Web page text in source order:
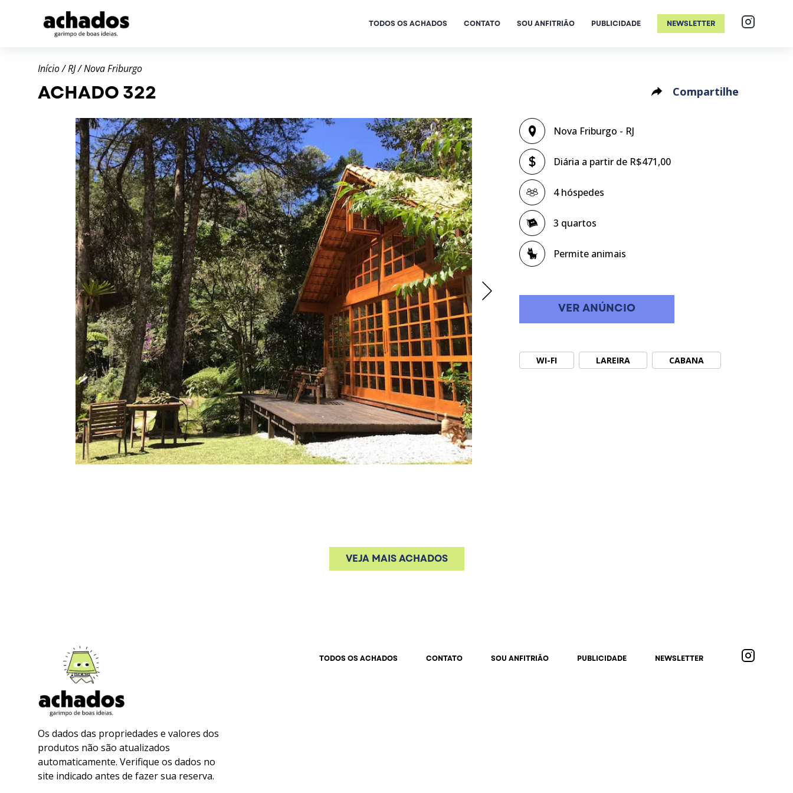
TODOS OS ACHADOS CONTATO SOU ANFITRIÃO PUBLICIDADE NEWSLETTER
Início/RJ/Nova Friburgo
ACHADO 322 Compartilhe
Nova Friburgo - RJ
Diária a partir de R$471,00
4 hóspedes
3 quartos
Permite animais
VER ANÚNCIO
WI-FI LAREIRA CABANA
VEJA MAIS ACHADOS
Os dados das propriedades e valores dos
produtos não são atualizados
automaticamente. Verifique os dados no
site indicado antes de fazer sua reserva.
TODOS OS ACHADOS CONTATO SOU ANFITRIÃO PUBLICIDADE NEWSLETTER